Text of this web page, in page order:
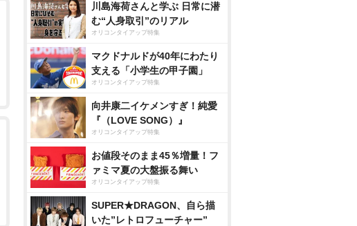
川島海荷さんと学ぶ 日常に潜
む“人身取引”のリアル
オリコンタイアップ特集
マクドナルドが40年にわたり
支える「小学生の甲子園」
オリコンタイアップ特集
向井康二イケメンすぎ！純愛
『（LOVE SONG）』
オリコンタイアップ特集
お値段そのまま45％増量！フ
ァミマ夏の大盤振る舞い
オリコンタイアップ特集
SUPER★DRAGON、自ら描
いた”レトロフューチャー”